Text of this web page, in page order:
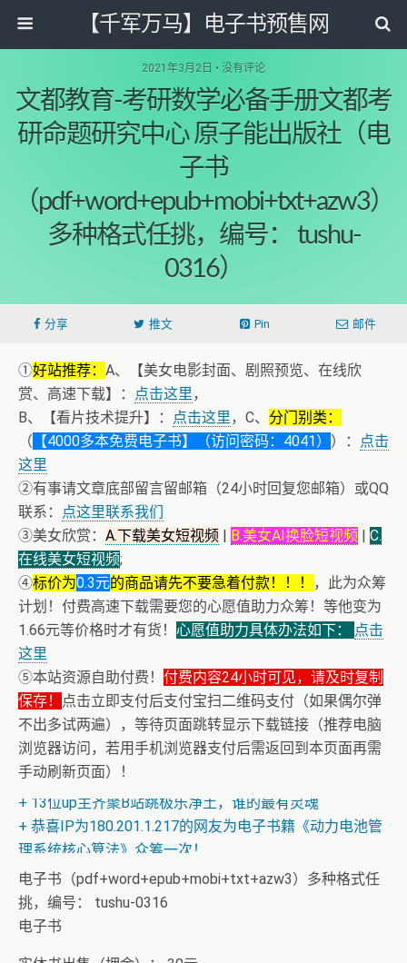
【千军万马】电子书预售网
2021年3月2日 • 没有评论
文都教育-考研数学必备手册文都考
研命题研究中心 原子能出版社（电
子书
（pdf+word+epub+mobi+txt+azw3）
多种格式任挑，编号： tushu-
0316）
分享 推文 Pin 邮件
①好站推荐： A、【美女电影封面、剧照预览、在线欣
赏、高速下载】：
点击这里，
B、【看片技术提升】：
点击这里，C、 分门别类：
（ 【4000多本免费电子书】（访问密码：4041） ）：
点击
这里
②有事请文章底部留言留邮箱（24小时回复您邮箱）或QQ
联系：
点这里联系我们
③美女欣赏： A.下载美女短视频 | B.美女AI换脸短视频 | C.
在线美女短视频;
④标价为0.3元的商品请先不要急着付款！！！
，此为众筹
计划！付费高速下载需要您的心愿值助力众筹！等他变为
1.66元等价格时才有货！ 心愿值助力具体办法如下：
点击
这里
⑤本站资源自助付费！ 付费内容24小时可见，请及时复制
保存！
点击立即支付后支付宝扫二维码支付（如果偶尔弹
不出多试两遍），等待页面跳转显示下载链接（推荐电脑
浏览器访问，若用手机浏览器支付后需返回到本页面再需
手动刷新页面）！
+ 恭喜IP为180.201.1.217的网友为电子书籍《动力电池管
理系统核心算法》众筹一次！
+ 13位up主齐聚B站跳极乐净土，谁的最有灵魂
+ 恭喜IP为180.201.1.217的网友为电子书籍《动力电池管
理系统核心算法》众筹一次！
电子书（pdf+word+epub+mobi+txt+azw3）多种格式任
挑，编号： tushu-0316
电子书